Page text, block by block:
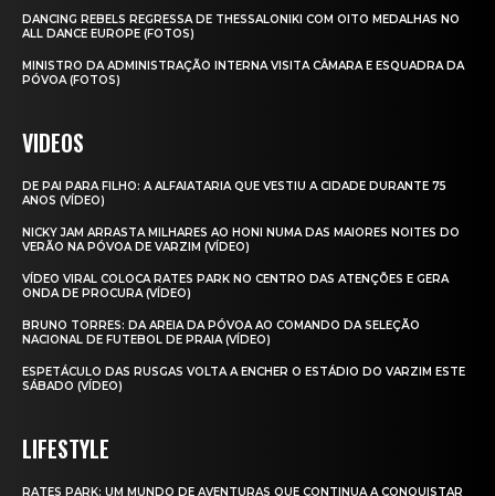
DANCING REBELS REGRESSA DE THESSALONIKI COM OITO MEDALHAS NO
ALL DANCE EUROPE (FOTOS)
MINISTRO DA ADMINISTRAÇÃO INTERNA VISITA CÂMARA E ESQUADRA DA
PÓVOA (FOTOS)
VIDEOS
DE PAI PARA FILHO: A ALFAIATARIA QUE VESTIU A CIDADE DURANTE 75
ANOS (VÍDEO)
NICKY JAM ARRASTA MILHARES AO HONI NUMA DAS MAIORES NOITES DO
VERÃO NA PÓVOA DE VARZIM (VÍDEO)
VÍDEO VIRAL COLOCA RATES PARK NO CENTRO DAS ATENÇÕES E GERA
ONDA DE PROCURA (VÍDEO)
BRUNO TORRES: DA AREIA DA PÓVOA AO COMANDO DA SELEÇÃO
NACIONAL DE FUTEBOL DE PRAIA (VÍDEO)
ESPETÁCULO DAS RUSGAS VOLTA A ENCHER O ESTÁDIO DO VARZIM ESTE
SÁBADO (VÍDEO)
LIFESTYLE
RATES PARK: UM MUNDO DE AVENTURAS QUE CONTINUA A CONQUISTAR